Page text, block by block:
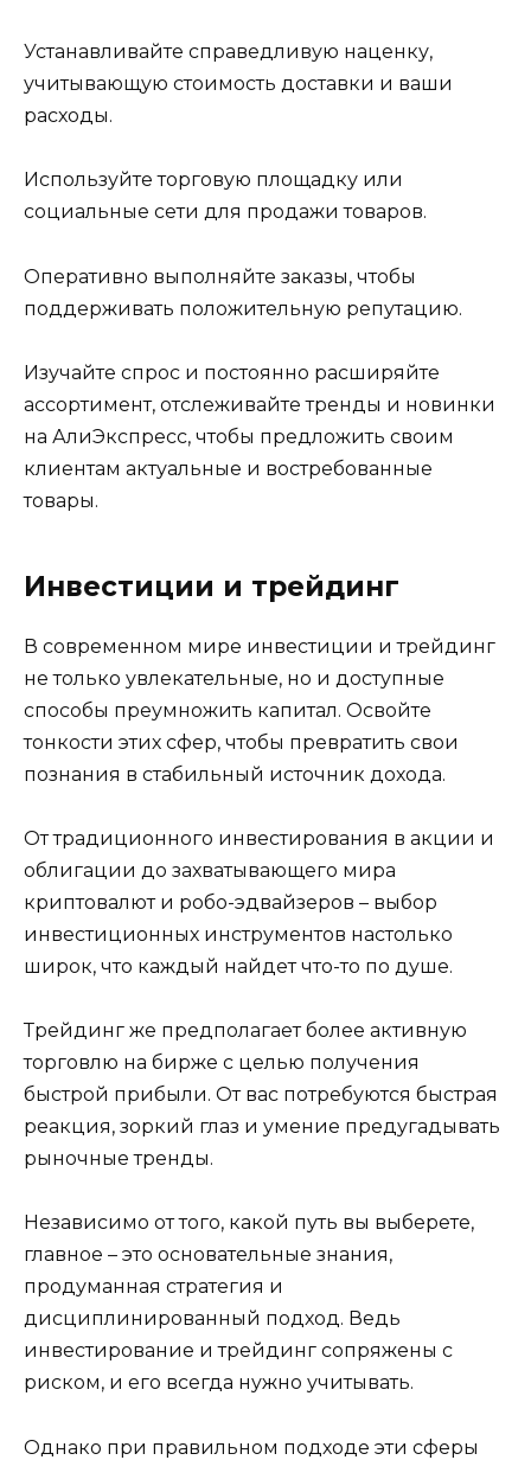
Устанавливайте справедливую наценку,
учитывающую стоимость доставки и ваши
расходы.
Используйте торговую площадку или
социальные сети для продажи товаров.
Оперативно выполняйте заказы, чтобы
поддерживать положительную репутацию.
Изучайте спрос и постоянно расширяйте
ассортимент, отслеживайте тренды и новинки
на АлиЭкспресс, чтобы предложить своим
клиентам актуальные и востребованные
товары.
Инвестиции и трейдинг
В современном мире инвестиции и трейдинг
не только увлекательные, но и доступные
способы преумножить капитал. Освойте
тонкости этих сфер, чтобы превратить свои
познания в стабильный источник дохода.
От традиционного инвестирования в акции и
облигации до захватывающего мира
криптовалют и робо-эдвайзеров – выбор
инвестиционных инструментов настолько
широк, что каждый найдет что-то по душе.
Трейдинг же предполагает более активную
торговлю на бирже с целью получения
быстрой прибыли. От вас потребуются быстрая
реакция, зоркий глаз и умение предугадывать
рыночные тренды.
Независимо от того, какой путь вы выберете,
главное – это основательные знания,
продуманная стратегия и
дисциплинированный подход. Ведь
инвестирование и трейдинг сопряжены с
риском, и его всегда нужно учитывать.
Однако при правильном подходе эти сферы